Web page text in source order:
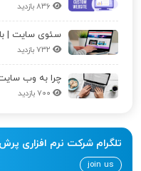
سئوی سایت |
چرا به وب سایت
تلگرام شرکت نرم افزاری پرش
join us